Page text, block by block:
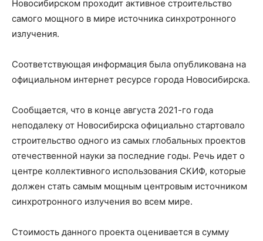
Новосибирском проходит активное строительство
самого мощного в мире источника синхротронного
излучения.
Соответствующая информация была опубликована на
официальном интернет ресурсе города Новосибирска.
Сообщается, что в конце августа 2021-го года
неподалеку от Новосибирска официально стартовало
строительство одного из самых глобальных проектов
отечественной науки за последние годы. Речь идет о
центре коллективного использования СКИФ, которые
должен стать самым мощным центровым источником
синхротронного излучения во всем мире.
Стоимость данного проекта оценивается в сумму